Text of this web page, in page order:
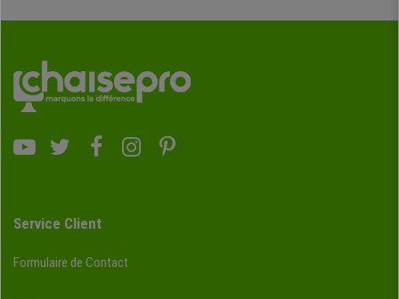
Service Client
Formulaire de Contact